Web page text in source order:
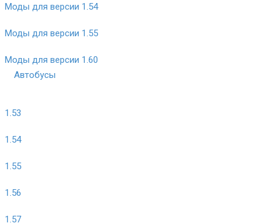
Моды для версии 1.54
Моды для версии 1.55
Моды для версии 1.60
Автобусы
1.53
1.54
1.55
1.56
1.57